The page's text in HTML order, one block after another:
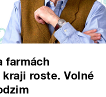
farmách
roste. Volné